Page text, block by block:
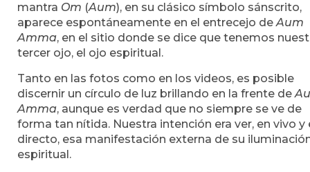
mantra Om (Aum), en su clásico símbolo sánscrito,
aparece espontáneamente en el entrecejo deAum
Amma, en el sitio donde se dice que tenemos
tercer ojo, el ojo espiritual.
Tanto en las fotos como en los videos, es posible
discernir un círculo de luz brillando en la frente de
Amma, aunque es verdad que no siempre se ve de
forma tan nítida. Nuestra intención era ver, en vivo y
directo, esa manifestación externa de su
espiritual.